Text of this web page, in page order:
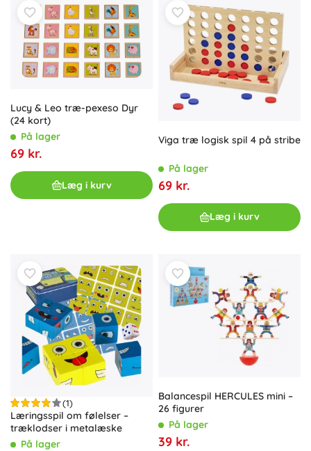
Lucy & Leo træ-pexeso Dyr
(24 kort)
På lager
69 kr.
Læg i kurv
Viga træ logisk spil 4 på stribe
På lager
69 kr.
Læg i kurv
(1)
Læringsspil om følelser –
træklodser i metalæske
På lager
Balancespil HERCULES mini –
26 figurer
På lager
39 kr.